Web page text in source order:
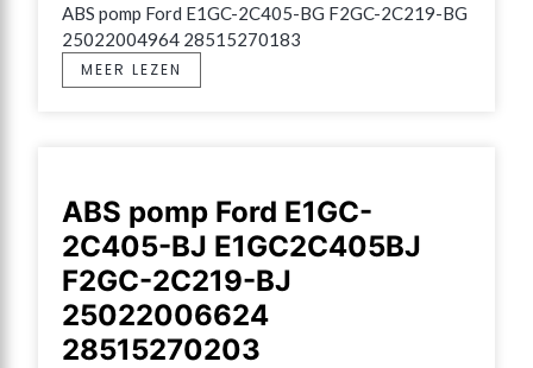
ABS pomp Ford E1GC-2C405-BG F2GC-2C219-BG
25022004964 28515270183
MEER LEZEN
ABS pomp Ford E1GC-
2C405-BJ E1GC2C405BJ
F2GC-2C219-BJ
25022006624
28515270203